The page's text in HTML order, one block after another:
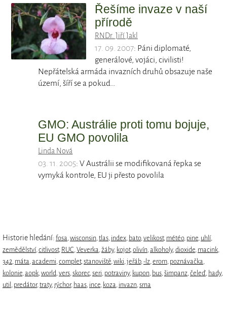
Řešíme invaze v naší
přírodě
RNDr. Jiří Jakl
17. 09. 2007: Páni diplomaté,
generálové, vojáci, civilisti!
Nepřátelská armáda invazních druhů obsazuje naše
území, šíří se a pokud…
GMO: Austrálie proti tomu bojuje,
EU GMO povolila
Linda Nová
03. 11. 2005: V Austrálii se modifikovaná řepka se
vymyká kontrole, EU ji přesto povolila
Historie hledání: fosa,wisconsin,tlas, index, bato,velikost, météo, pine, uhlí,
zemědělství,citlivost, RUC,Veverka,žáby, kojot,olivín,alkoholy,dioxide, macink,
342, máta,academi,complet,stanoviště,wiki,jeřáb,-lz,erom, poznávačka,
kolonie,aopk,world,vers,skorec,seri, potraviny, kupon, bus,šimpanz,čeleď, hady,
util , predátor,traty, rýchor, haas, ince, koza, invazn,srna